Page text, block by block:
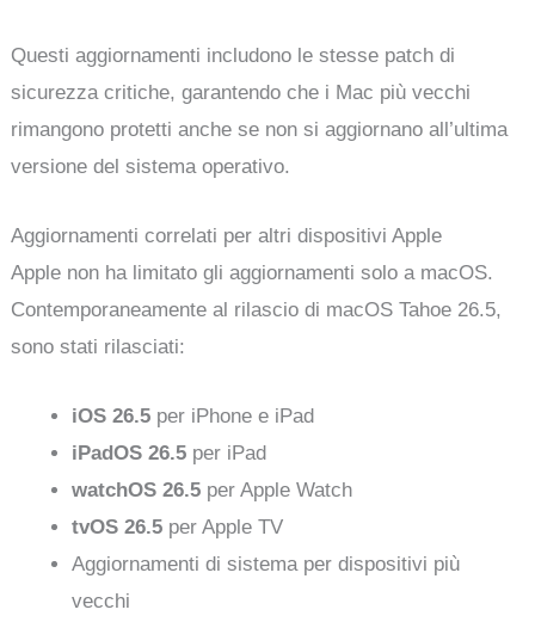
Questi aggiornamenti includono le stesse patch di
sicurezza critiche, garantendo che i Mac più vecchi
rimangono protetti anche se non si aggiornano all’ultima
versione del sistema operativo.
Aggiornamenti correlati per altri dispositivi Apple
Apple non ha limitato gli aggiornamenti solo a macOS.
Contemporaneamente al rilascio di macOS Tahoe 26.5,
sono stati rilasciati:
iOS 26.5 per iPhone e iPad
iPadOS 26.5 per iPad
watchOS 26.5 per Apple Watch
tvOS 26.5 per Apple TV
Aggiornamenti di sistema per dispositivi più
vecchi